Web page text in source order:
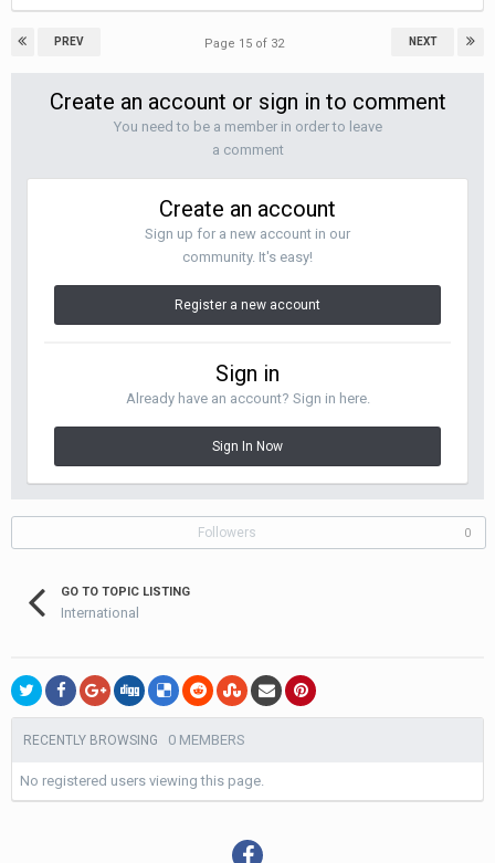
PREV NEXT
Page 15 of 32
Create an account or sign in to comment
You need to be a member in order to leave
a comment
Create an account
Sign up for a new account in our
community. It's easy!
Register a new account
Sign in
Already have an account? Sign in here.
Sign In Now
Followers 0
GO TO TOPIC LISTING
International
RECENTLY BROWSING 0 MEMBERS
No registered users viewing this page.